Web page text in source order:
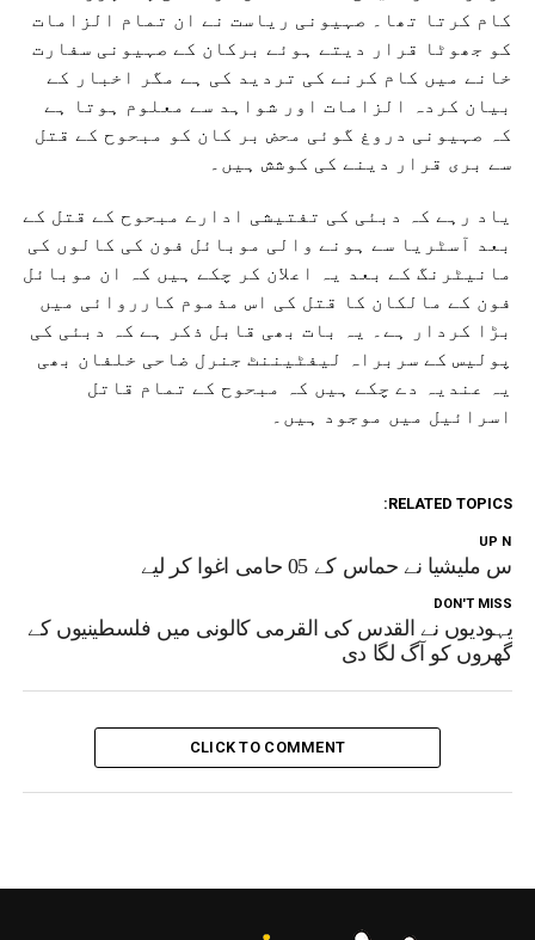
کام کرتا تھا۔ صہیونی ریاست نے ان تمام الزامات
کو جھوٹا قرار دیتے ہوئے برکان کے صہیونی سفارت
خانے میں کام کرنے کی تردید کی ہے مگر اخبار کے
بیان کردہ الزامات اور شواہد سے معلوم ہوتا ہے
کہ صہیونی دروغ گوئی محض بر کان کو مبحوح کے قتل
سے بری قرار دینے کی کوشش ہیں۔
یاد رہے کہ دبئی کی تفتیشی ادارے مبحوح کے قتل کے
بعد آسٹریا سے ہونے والی موبائل فون کی کالوں کی
مانیٹرنگ کے بعد یہ اعلان کر چکے ہیں کہ ان موبائل
فون کے مالکان کا قتل کی اس مذموم کارروائی میں
بڑا کردار ہے۔ یہ بات بھی قابل ذکر ہے کہ دبئی کی
پولیس کے سربراہ لیفٹیننٹ جنرل ضاحی خلفان بھی
یہ عندیہ دے چکے ہیں کہ مبحوح کے تمام قاتل
اسرائیل میں موجود ہیں۔
RELATED TOPICS:
UP
ملیشیا نے حماس کے 05 حامی اغوا کر لیے
DON'T MISS
یہودیوں نے القدس کی القرمی کالونی میں فلسطینیوں کے
گھروں کو آگ لگا دی
CLICK TO COMMENT